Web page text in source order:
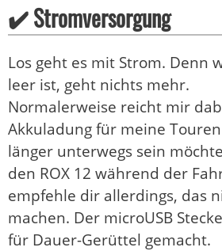
✔️ Stromversorgung
Los geht es mit Strom. Denn
leer ist, geht nichts mehr.
Normalerweise reicht mir
Akkuladung für meine
länger unterwegs sein
den ROX 12 während der
empfehle dir allerdings, das
machen. Der microUSB
für Dauer-Gerüttel gemacht.